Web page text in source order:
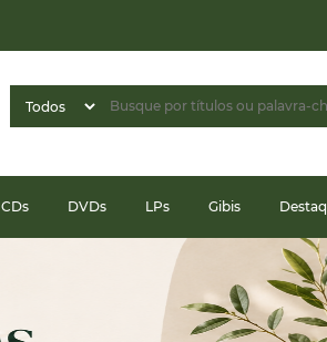
CDs DVDs LPs Gibis